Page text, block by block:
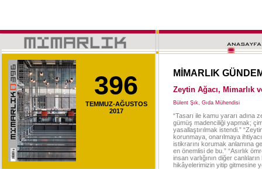
396
TEMMUZ-AĞUSTOS
2017
MİMARLIK
Zeytin Ağacı, Mimarlık
Bülent Şık, Gıda Mühendisi
“Tasarı ile kamu yararı adına
gümüş madenciliği yapmak;
yasallaştırılmak istendi.”
korunmaya, onarılmaya
istikrarını korumak anlamına
en önemlisi de bu.” “Asırlık
insan varlığının diğer
hikâyelerimizin yitip gitmesine